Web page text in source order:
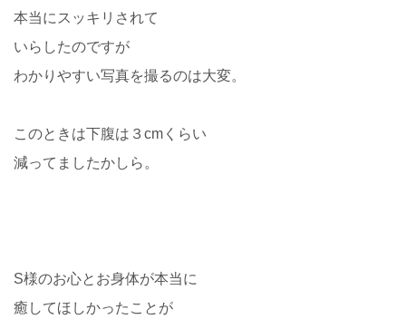
本当にスッキリされて
いらしたのですが
わかりやすい写真を撮るのは大変。
このときは下腹は３cmくらい
減ってましたかしら。
S様のお心とお身体が本当に
癒してほしかったことが